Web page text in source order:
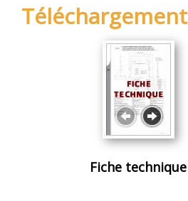
Téléchargement
Fiche technique